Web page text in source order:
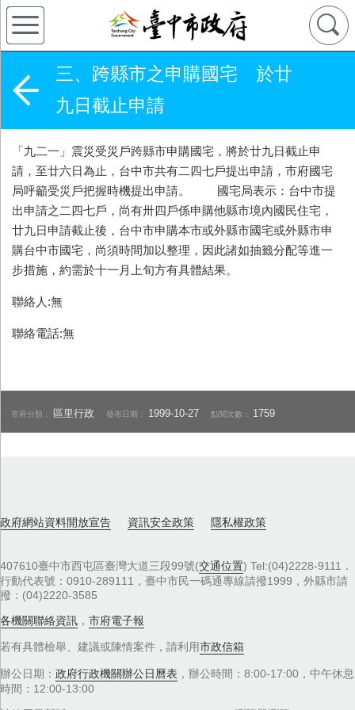
三、跨縣市之申購國宅 於廿
九日截止申請
「九二一」震災受災戶跨縣市申購國宅，將於廿九日截止申
請，至廿六日為止，台中市共有二四七戶提出申請，市府國宅
局呼籲受災戶把握時機提出申請。 國宅局表示：台中市提
出申請之二四七戶，尚有卅四戶係申購他縣市境內國民住宅，
廿九日申請截止後，台中市申購本市或外縣市國宅或外縣市申
購台中市國宅，尚須時間加以整理，因此諸如抽籤分配等進一
步措施，約需於十一月上旬方有具體結果。
聯絡人:無
聯絡電話:無
市府分類： 區里行政 發布日期： 1999-10-27 點閱次數： 1759
政府網站資料開放宣告 資訊安全政策 隱私權政策
407610臺中市西屯區臺灣大道三段99號(交通位置) Tel:(04)2228-9111．
行動代表號：0910-289111，臺中市民一碼通專線請撥1999，外縣市請
撥：(04)2220-3585
各機關聯絡資訊 ， 市府電子報
若有具體檢舉、建議或陳情案件，請利用市政信箱
辦公日期： 政府行政機關辦公日曆表 ，辦公時間：8:00-17:00，中午休息
時間：12:00-13:00